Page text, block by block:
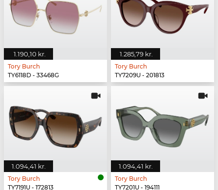
1.190,10 kr.
Tory Burch
TY6118D - 33468G
1.285,79 kr.
Tory Burch
TY7209U - 201813
1.094,41 kr.
Tory Burch
TY7191U - 172813
1.094,41 kr.
Tory Burch
TY7201U - 194111